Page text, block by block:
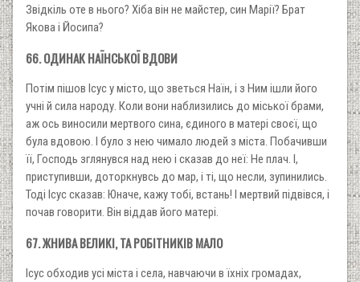
Звідкіль оте в нього? Хіба він не майстер, син Марії? Брат
Якова і Йосипа?
66. ОДИНАК НАЇНСЬКОЇ ВДОВИ
Потім пішов Ісус у місто, що зветься Наїн, і з Ним ішли його
учні й сила народу. Коли вони наблизились до міської брами,
аж ось виносили мертвого сина, єдиного в матері своєї, що
була вдовою. І було з нею чимало людей з міста. Побачивши
її, Господь зглянувся над нею і сказав до неї: Не плач. І,
приступивши, доторкнувсь до мар, і ті, що несли, зупинились.
Тоді Ісус сказав: Юначе, кажу тобі, встань! І мертвий підвівся, і
почав говорити. Він віддав його матері.
67. ЖНИВА ВЕЛИКІ, ТА РОБІТНИКІВ МАЛО
Ісус обходив усі міста і села, навчаючи в їхніх громадах,